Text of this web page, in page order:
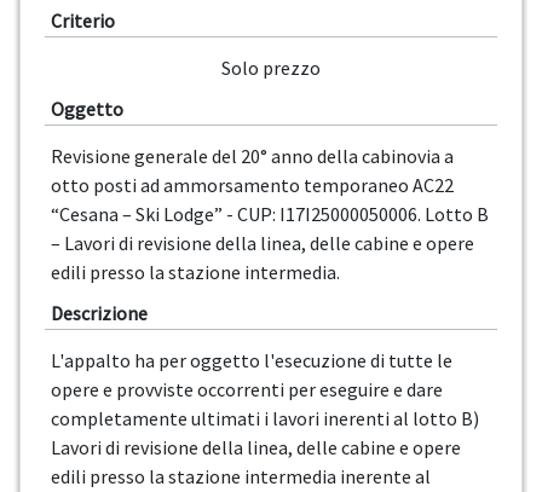
Criterio
Solo prezzo
Oggetto
Revisione generale del 20° anno della cabinovia a
otto posti ad ammorsamento temporaneo AC22
“Cesana – Ski Lodge” - CUP: I17I25000050006. Lotto B
– Lavori di revisione della linea, delle cabine e opere
edili presso la stazione intermedia.
Descrizione
L'appalto ha per oggetto l'esecuzione di tutte le
opere e provviste occorrenti per eseguire e dare
completamente ultimati i lavori inerenti al lotto B)
Lavori di revisione della linea, delle cabine e opere
edili presso la stazione intermedia inerente al